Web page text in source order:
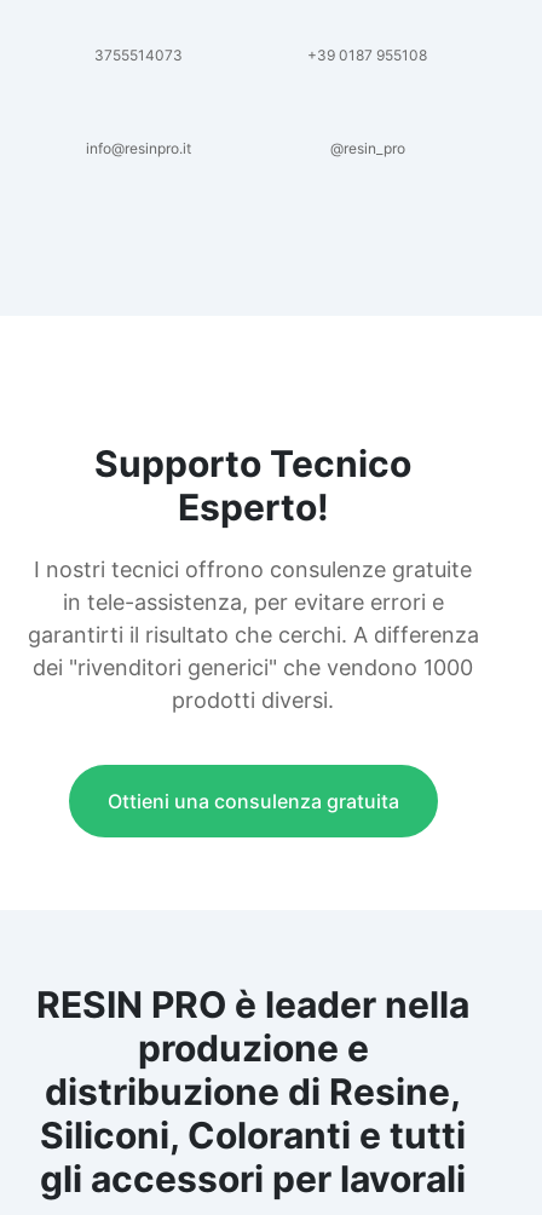
3755514073 +39 0187 955108
info@resinpro.it @resin_pro
Supporto Tecnico
Esperto!
I nostri tecnici offrono consulenze gratuite
in tele-assistenza, per evitare errori e
garantirti il risultato che cerchi. A differenza
dei "rivenditori generici" che vendono 1000
prodotti diversi.
Ottieni una consulenza gratuita
RESIN PRO è leader nella
produzione e
distribuzione di Resine,
Siliconi, Coloranti e tutti
gli accessori per lavorali